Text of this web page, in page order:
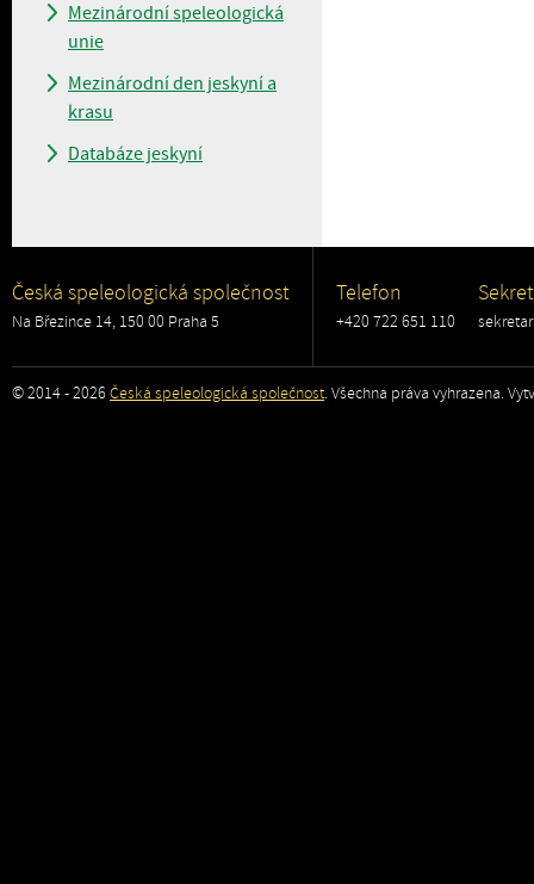
Mezinárodní speleologická
unie
Mezinárodní den jeskyní a
krasu
Databáze jeskyní
Česká speleologická společnost
Na Březince 14, 150 00 Praha 5
Telefon
+420 722 651 110
© 2014 - 2026 Česká speleologická společnost. Všechna práva vyhrazena.